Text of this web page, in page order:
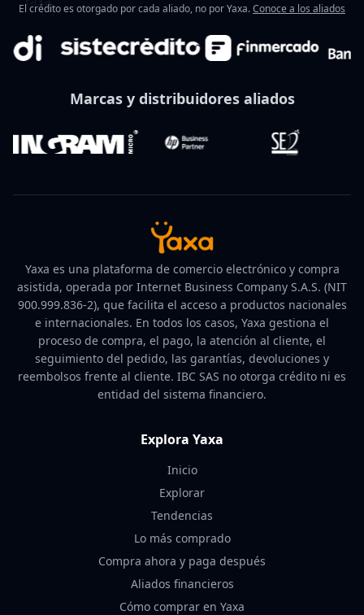
El crédito es otorgado por cada aliado, no por Yaxa.Conoce a los aliados
Marcas y distribuidores aliados
Yaxa es una plataforma de comercio electrónico y compra
asistida, operada por Internet Business Company S.A.S. (NIT
900.999.836-2), que facilita el acceso a productos nacionales
e internacionales. En todos los casos, Yaxa gestiona el
proceso de compra, el pago, la atención al cliente, el
seguimiento del pedido, las garantías, devoluciones y
reembolsos frente al cliente. IBC SAS no otorga crédito ni es
entidad del sistema financiero.
Explora Yaxa
Inicio
Explorar
Tendencias
Lo más comprado
Compra ahora y paga después
Aliados financieros
Cómo comprar en Yaxa